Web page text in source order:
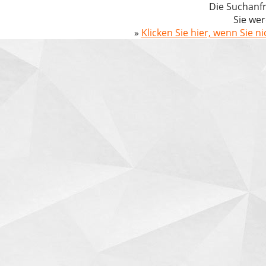
Die
Sie
» Klicken Sie hier, wenn Sie